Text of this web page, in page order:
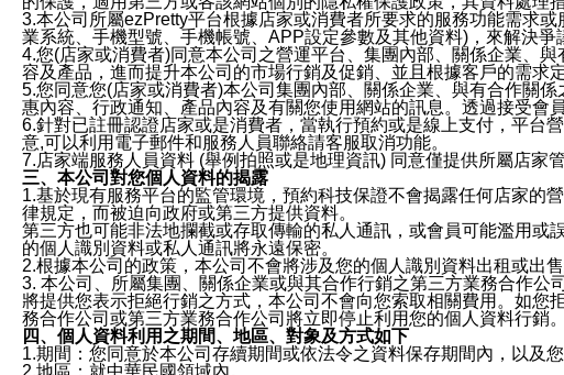
3.本公司所屬ezPretty平台根據店家或消費者所要求的服務功能需求
業系統、手機型號、手機帳號、APP設定參數及其他資料)，來解決
4.您(店家或消費者)同意本公司之營運平台、集團內部、關係企業、
容及產品，進而提升本公司的市場行銷及促銷、並且根據客戶的需求
5.您同意您(店家或消費者)本公司集團內部、關係企業、與有合作關
惠內容、行政通知、產品內容及有關您使用網站的訊息。透過接受會
6.針對已註冊認證店家或是消費者，當執行預約或是線上支付，平台
意,可以利用電子郵件和服務人員聯絡請客服取消功能。
7.店家端服務人員資料 (舉例拍照或是地理資訊) 同意僅提供所屬店家
三、本公司對您個人資料的揭露
1.基於現有服務平台的監管環境，預約科技保證不會揭露任何店家的
律規定，而被迫向政府或第三方提供資料。
第三方也可能非法地攔截或存取傳輸的私人通訊，或會員可能濫用
的個人識別資料或私人通訊將永遠保密。
2.根據本公司的政策，本公司不會將涉及您的個人識別資料出租或出售
3. 本公司、所屬集團、關係企業或與其合作行銷之第三方業務合作
將提供您表示拒絕行銷之方式，本公司不會向您索取相關費用。如
務合作公司或第三方業務合作公司將立即停止利用您的個人資料行銷。
四、個人資料利用之期間、地區、對象及方式如下
1.期間：您同意於本公司存續期間或依法令之資料保存期間內，以及
2.地區：就中華民國領域內。